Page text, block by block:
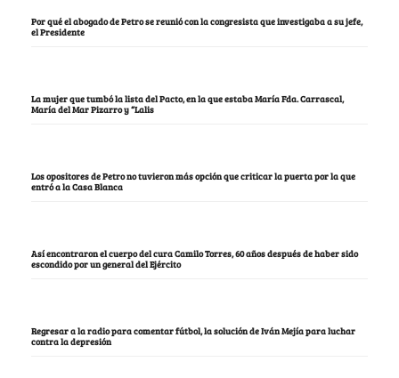
Por qué el abogado de Petro se reunió con la congresista que investigaba a su jefe,
el Presidente
La mujer que tumbó la lista del Pacto, en la que estaba María Fda. Carrascal,
María del Mar Pizarro y “Lalis
Los opositores de Petro no tuvieron más opción que criticar la puerta por la que
entró a la Casa Blanca
Así encontraron el cuerpo del cura Camilo Torres, 60 años después de haber sido
escondido por un general del Ejército
Regresar a la radio para comentar fútbol, la solución de Iván Mejía para luchar
contra la depresión